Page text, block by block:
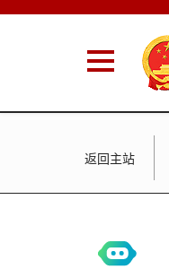
返回主站